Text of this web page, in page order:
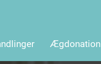
Ægdonation